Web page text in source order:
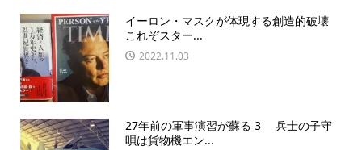
イーロン・マスクが体現する創造的破壊
これぞスター...
2022.11.03
27年前の軍事演習が蘇る 3 兵士の子守
唄は貨物機エン...